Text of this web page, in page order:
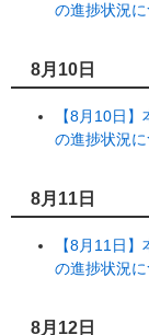
の進捗状況
8月10日
【8月10日
の進捗状況
8月11日
【8月11日
の進捗状況
8月12日